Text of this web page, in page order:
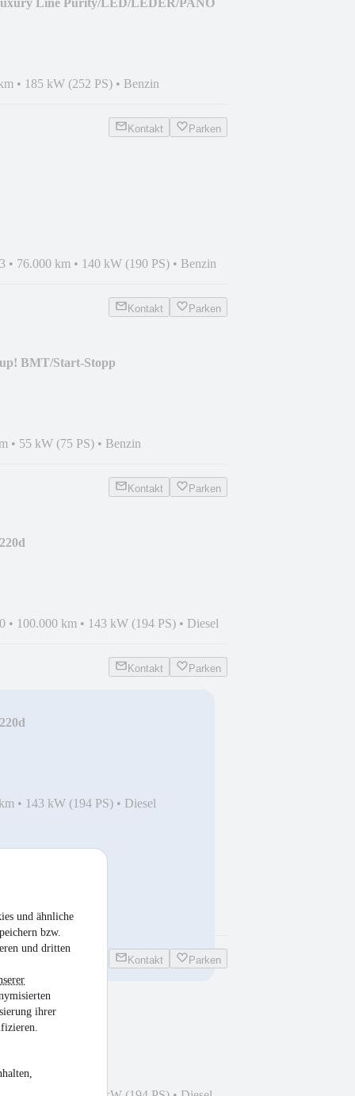
und ähnliche
bzw.
und dritten
ihrer
• 185 kW (252 PS) • Benzin
Kontakt Parken
• 76.000 km • 140 kW (190 PS) • Benzin
Kontakt Parken
BMT/Start-Stopp
• 55 kW (75 PS) • Benzin
Kontakt Parken
• 100.000 km • 143 kW (194 PS) • Diesel
Kontakt Parken
• 143 kW (194 PS) • Diesel
Kontakt Parken
SHZ/DISTR/NAVI/CARPLA